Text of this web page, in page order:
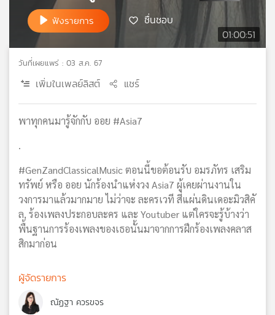
แผนที่
วิทยุ
เครือ
ข่าย
01:00:51
ฟังรายการ ชื่นชอบ
วันที่เผยแพร่ : 03 ส.ค. 67
เพิ่มในเพลย์ลิสต์ แชร์
พาทุกคนมารู้จักกับ ออย #Asia7
.
#GenZandClassicalMusic ตอนนี้ขอต้อนรับ อมรภัทร เสริม
ทรัพย์ หรือ ออย นักร้องนำแห่งวง Asia7 ผู้เคยผ่านงานใน
วงการมาแล้วมากมาย ไม่ว่าจะ ละครเวที สี่แผ่นดินเดอะมิวสิคั
ล, ร้องเพลงประกอบละคร และ Youtuber แต่ใครจะรู้บ้างว่า
พื้นฐานการร้องเพลงของเธอนั้นมาจากการฝึกร้องเพลงคลาส
สิกมาก่อน
ผู้จัดรายการ
ณัฏฐา ควรขจร